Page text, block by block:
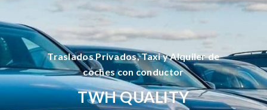
Traslados Privados, Taxi y Alquiler de
coches con conductor
TWH QUALITY